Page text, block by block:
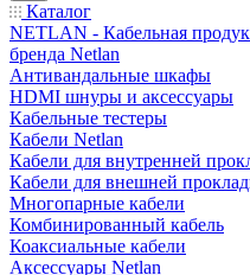
Каталог
NETLAN - Кабельная
бренда Netlan
Антивандальные шкафы
HDMI шнуры и аксессуары
Кабельные тестеры
Кабели Netlan
Кабели для внутренней
Кабели для внешней
Многопарные кабели
Комбинированный кабель
Коаксиальные кабели
Аксессуары Netlan